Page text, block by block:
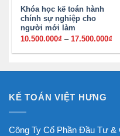
Khóa học kế toán hành
chính sự nghiệp cho
người mới làm
10.500.000₫ – 17.500.000₫
từ
KẾ TOÁN VIỆT HƯNG
Công Ty Cổ Phần Đầu Tư